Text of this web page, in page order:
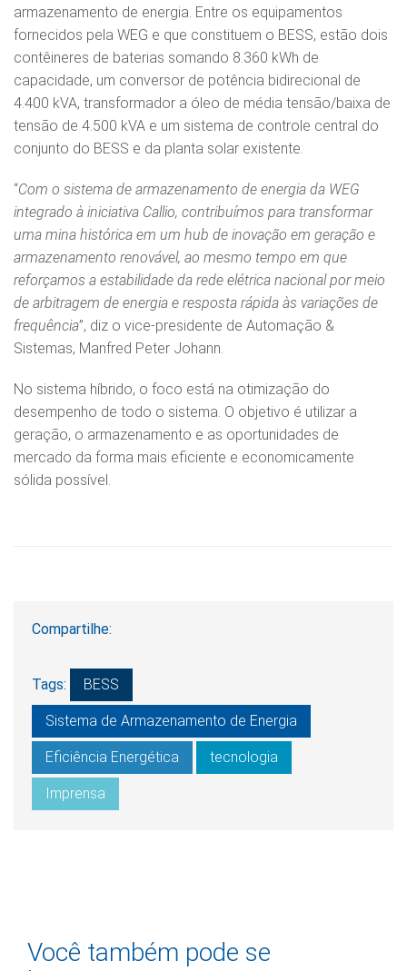
armazenamento de energia. Entre os equipamentos
fornecidos pela WEG e que constituem o BESS, estão dois
contêineres de baterias somando 8.360 kWh de
capacidade, um conversor de potência bidirecional de
4.400 kVA, transformador a óleo de média tensão/baixa de
tensão de 4.500 kVA e um sistema de controle central do
conjunto do BESS e da planta solar existente.
“Com o sistema de armazenamento de energia da WEG
integrado à iniciativa Callio, contribuímos para transformar
uma mina histórica em um hub de inovação em geração e
armazenamento renovável, ao mesmo tempo em que
reforçamos a estabilidade da rede elétrica nacional por meio
de arbitragem de energia e resposta rápida às variações de
frequência”, diz o vice-presidente de Automação &
Sistemas, Manfred Peter Johann.
No sistema híbrido, o foco está na otimização do
desempenho de todo o sistema. O objetivo é utilizar a
geração, o armazenamento e as oportunidades de
mercado da forma mais eficiente e economicamente
sólida possível.
Compartilhe:
Tags: BESS
Sistema de Armazenamento de Energia
Eficiência Energética tecnologia
Imprensa
Você também pode se